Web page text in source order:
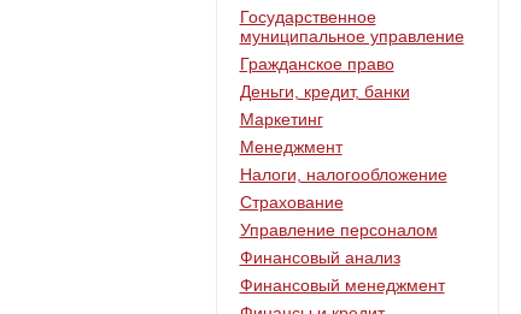
Государственное
муниципальное управление
Гражданское право
Деньги, кредит, банки
Маркетинг
Менеджмент
Налоги, налогообложение
Страхование
Управление персоналом
Финансовый анализ
Финансовый менеджмент